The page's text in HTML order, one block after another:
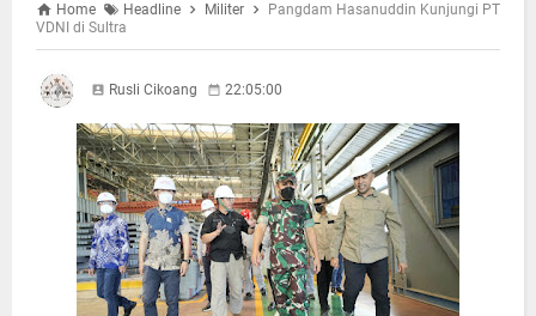
Home Headline Militer
Pangdam Hasanuddin Kunjungi PT
VDNI di Sultra
Rusli Cikoang 22:05:00